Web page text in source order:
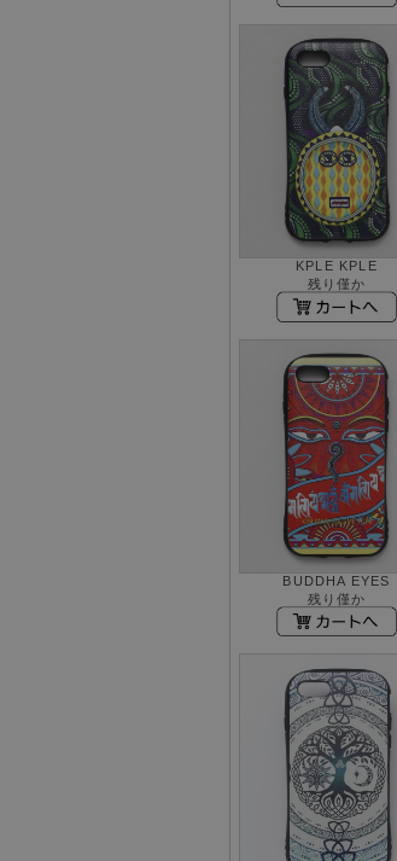
KPLE KPLE
残り僅か
BUDDHA EYES
残り僅か